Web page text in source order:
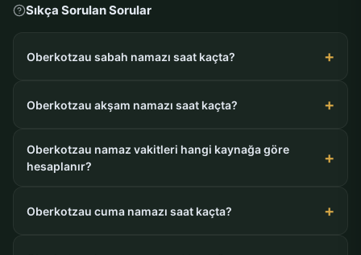
Sıkça Sorulan Sorular
Oberkotzau sabah namazı saat kaçta?
Oberkotzau akşam namazı saat kaçta?
Oberkotzau namaz vakitleri hangi kaynağa göre
hesaplanır?
Oberkotzau cuma namazı saat kaçta?